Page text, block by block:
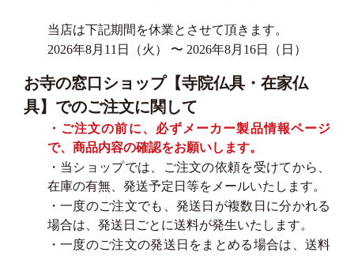
当店は下記期間を休業とさせて頂きます。
2026年8月11日（火） 〜 2026年8月16日（日）
お寺の窓口ショップ【寺院仏具・在家仏
具】でのご注文に関して
・ご注文の前に、必ずメーカー製品情報ページ
で、商品内容の確認をお願いします。
・当ショップでは、ご注文の依頼を受けてから、
在庫の有無、発送予定日等をメールいたします。
・一度のご注文でも、発送日が複数日に分かれる
場合は、発送日ごとに送料が発生いたします。
・一度のご注文の発送日をまとめる場合は、送料